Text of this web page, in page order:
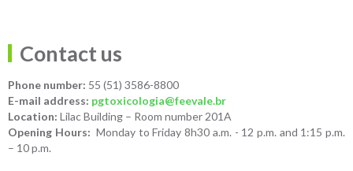
Contact us
Phone number: 55 (51) 3586-8800
E-mail address: pgtoxicologia@feevale.br
Location: Lilac Building – Room number 201A
Opening Hours:Monday to Friday 8h30 a.m. - 12 p.m. and 1:15 p.m.
– 10 p.m.